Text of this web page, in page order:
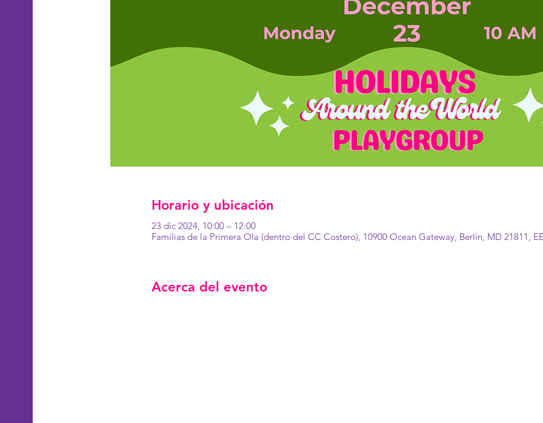
Horario y ubicación
23 dic 2024, 10:00 – 12:00
Familias de la Primera Ola (dentro del CC Costero), 10900 Ocean Gateway, Berlín, MD 21811,
Acerca del evento